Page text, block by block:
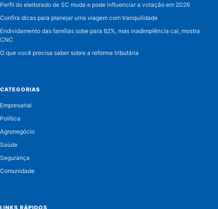
Perfil do eleitorado de SC muda e pode influenciar a votação em 2026
Confira dicas para planejar uma viagem com tranquilidade
Endividamento das famílias sobe para 82%, mas inadimplência cai, mostra
CNC
O que você precisa saber sobre a reforma tributária
CATEGORIAS
Empresarial
Política
Agronegócio
Saúde
Segurança
Comunidade
LINKS RÁPIDOS